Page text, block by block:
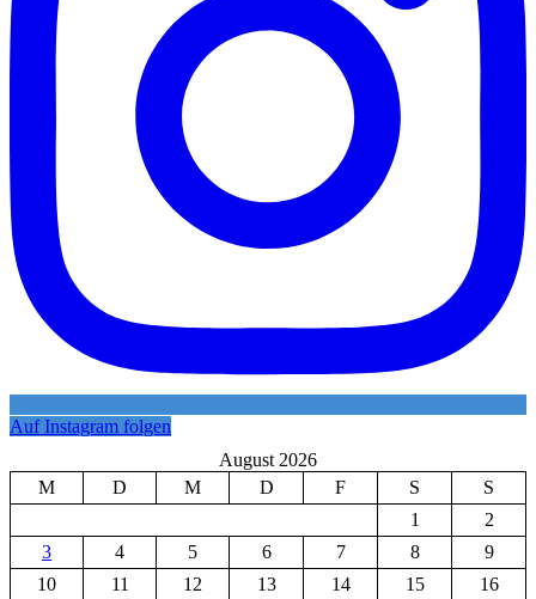
Auf Instagram folgen
August 2026
M
D M D F S
S
1
2
3
4 5 6 7 8
9
10
11 12 13 14 15 16